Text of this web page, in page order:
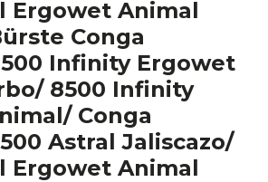
Ergowet Animal
Conga
Infinity Ergowet
8500 Infinity
Conga
Astral Jaliscazo/
Ergowet Animal